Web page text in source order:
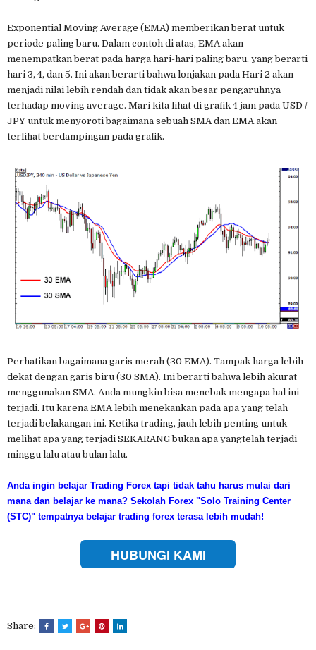
Exponential Moving Average (EMA) memberikan berat untuk
periode paling baru. Dalam contoh di atas, EMA akan
menempatkan berat pada harga hari-hari paling baru, yang berarti
hari 3, 4, dan 5. Ini akan berarti bahwa lonjakan pada Hari 2 akan
menjadi nilai lebih rendah dan tidak akan besar pengaruhnya
terhadap moving average. Mari kita lihat di grafik 4 jam pada USD /
JPY untuk menyoroti bagaimana sebuah SMA dan EMA akan
terlihat berdampingan pada grafik.
Perhatikan bagaimana garis merah (30 EMA). Tampak harga lebih
dekat dengan garis biru (30 SMA). Ini berarti bahwa lebih akurat
menggunakan SMA. Anda mungkin bisa menebak mengapa hal ini
terjadi. Itu karena EMA lebih menekankan pada apa yang telah
terjadi belakangan ini. Ketika trading, jauh lebih penting untuk
melihat apa yang terjadi SEKARANG bukan apa yangtelah terjadi
minggu lalu atau bulan lalu.
Anda ingin belajar Trading Forex tapi tidak tahu harus mulai dari
mana dan belajar ke mana? Sekolah Forex "Solo Training Center
(STC)" tempatnya belajar trading forex terasa lebih mudah!
HUBUNGI KAMI
Share: